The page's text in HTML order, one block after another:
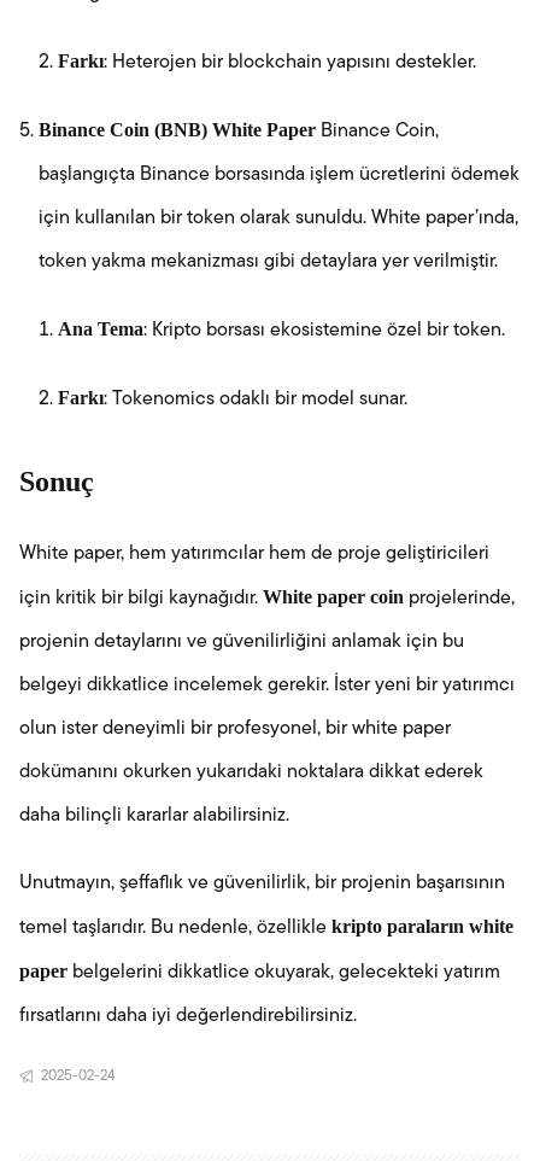
Farkı: Heterojen bir blockchain yapısını destekler.
Binance Coin (BNB) White Paper Binance Coin,
başlangıçta Binance borsasında işlem ücretlerini ödemek
için kullanılan bir token olarak sunuldu. White paper’ında,
token yakma mekanizması gibi detaylara yer verilmiştir.
Ana Tema: Kripto borsası ekosistemine özel bir token.
Farkı: Tokenomics odaklı bir model sunar.
Sonuç
White paper, hem yatırımcılar hem de proje geliştiricileri
için kritik bir bilgi kaynağıdır. White paper coin projelerinde,
projenin detaylarını ve güvenilirliğini anlamak için bu
belgeyi dikkatlice incelemek gerekir. İster yeni bir yatırımcı
olun ister deneyimli bir profesyonel, bir white paper
dokümanını okurken yukarıdaki noktalara dikkat ederek
daha bilinçli kararlar alabilirsiniz.
Unutmayın, şeffaflık ve güvenilirlik, bir projenin başarısının
temel taşlarıdır. Bu nedenle, özellikle kripto paraların white
paper belgelerini dikkatlice okuyarak, gelecekteki yatırım
fırsatlarını daha iyi değerlendirebilirsiniz.
2025-02-24